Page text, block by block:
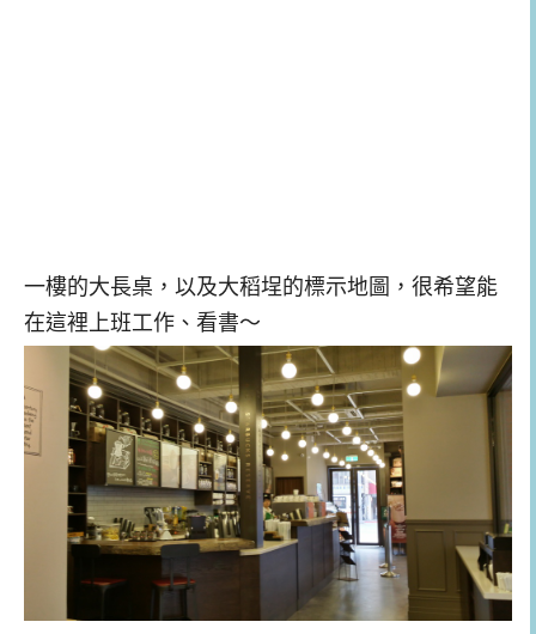
一樓的大長桌，以及大稻埕的標示地圖，很希望能
在這裡上班工作、看書～